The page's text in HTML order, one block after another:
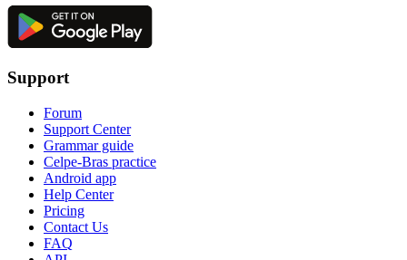
Support
Forum
Support Center
Grammar guide
Celpe-Bras practice
Android app
Help Center
Pricing
Contact Us
FAQ